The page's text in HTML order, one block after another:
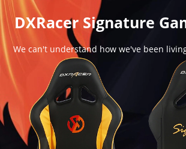
DXRacer Signature
"We can't understand how we've been